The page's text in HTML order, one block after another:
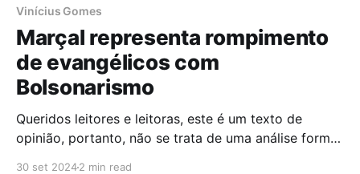
Vinícius Gomes
Marçal representa rompimento
de evangélicos com
Bolsonarismo
Queridos leitores e leitoras, este é um texto de
opinião, portanto, não se trata de uma análise formal.
30 set 20242 min read